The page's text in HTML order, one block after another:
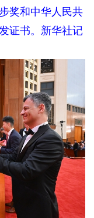
奖和中华人民共
证书。新华社记